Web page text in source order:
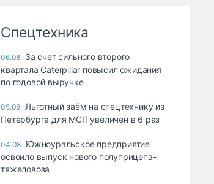
Спецтехника
06.08 За счет сильного второго
квартала Caterpillar повысил ожидания
по годовой выручке
05.08 Льготный заём на спецтехнику из
Петербурга для МСП увеличен в 6 раз
04.08 Южноуральское предприятие
освоило выпуск нового полуприцепа-
тяжеловоза